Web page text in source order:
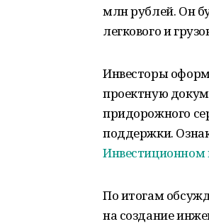
млн рублей. Он
легкового и
Инвесторы
проектную
придорожного
поддержки.
Инвестиционном
По итогам
на создание